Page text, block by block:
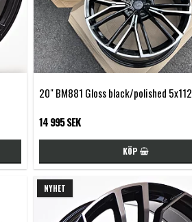
20" BM881 Gloss black/polished 5x112
14 995 SEK
KÖP
NYHET